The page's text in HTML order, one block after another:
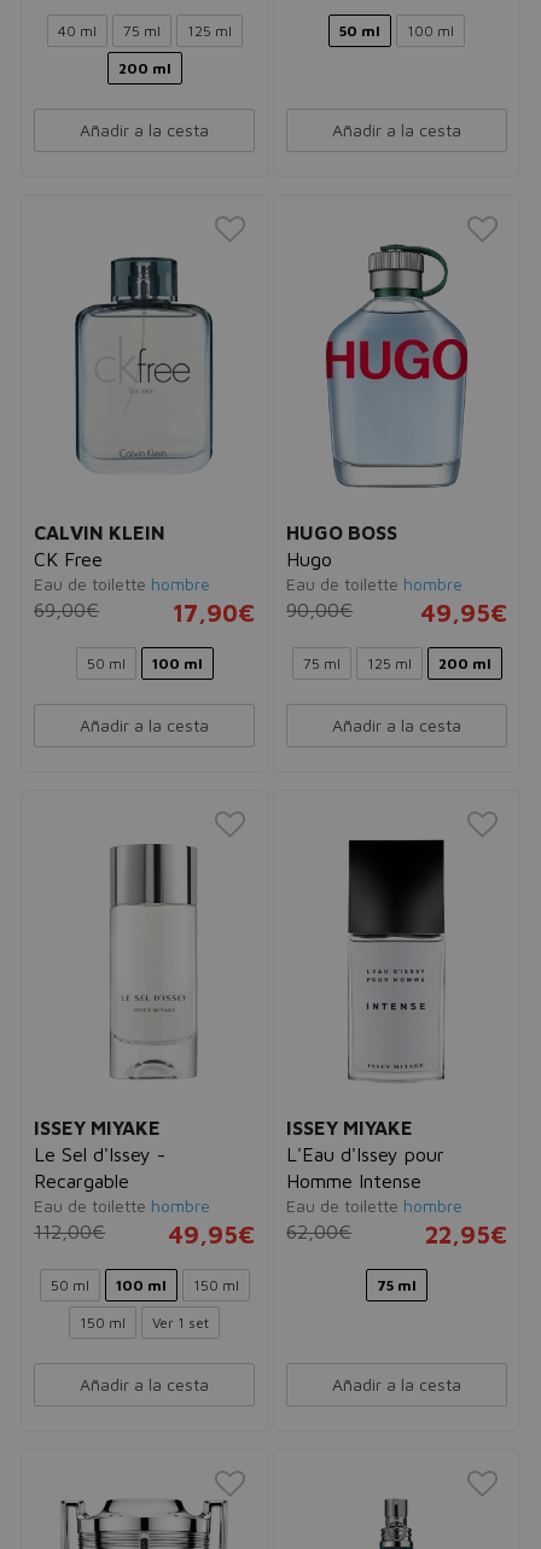
40 ml 75 ml 125 ml
200 ml
Añadir a la cesta
50 ml 100 ml
Añadir a la cesta
CALVIN KLEIN
CK Free
Eau de toilette hombre
69,00€ 17,90€
50 ml 100 ml
Añadir a la cesta
HUGO BOSS
Hugo
Eau de toilette hombre
90,00€ 49,95€
75 ml 125 ml 200 ml
Añadir a la cesta
ISSEY MIYAKE
Le Sel d'Issey -
Recargable
Eau de toilette hombre
112,00€ 49,95€
50 ml 100 ml 150 ml
150 ml Ver 1 set
Añadir a la cesta
ISSEY MIYAKE
L'Eau d'Issey pour
Homme Intense
Eau de toilette hombre
62,00€ 22,95€
75 ml
Añadir a la cesta